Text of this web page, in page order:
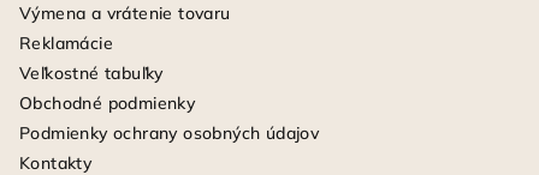
Výmena a vrátenie tovaru
Reklamácie
Veľkostné tabuľky
Obchodné podmienky
Podmienky ochrany osobných údajov
Kontakty